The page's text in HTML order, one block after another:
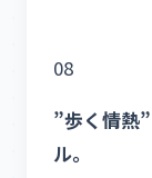
08
”歩く情熱
ル。